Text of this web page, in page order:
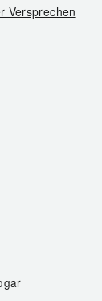
Versprechen